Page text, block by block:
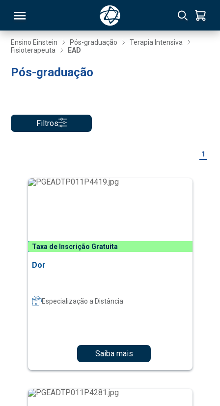
Ensino Einstein Pós-graduação
Terapia Intensiva
Fisioterapeuta
EAD
Pós-graduação
Filtros
1
Taxa de Inscrição Gratuita
Dor
Especialização a Distância
Saiba mais